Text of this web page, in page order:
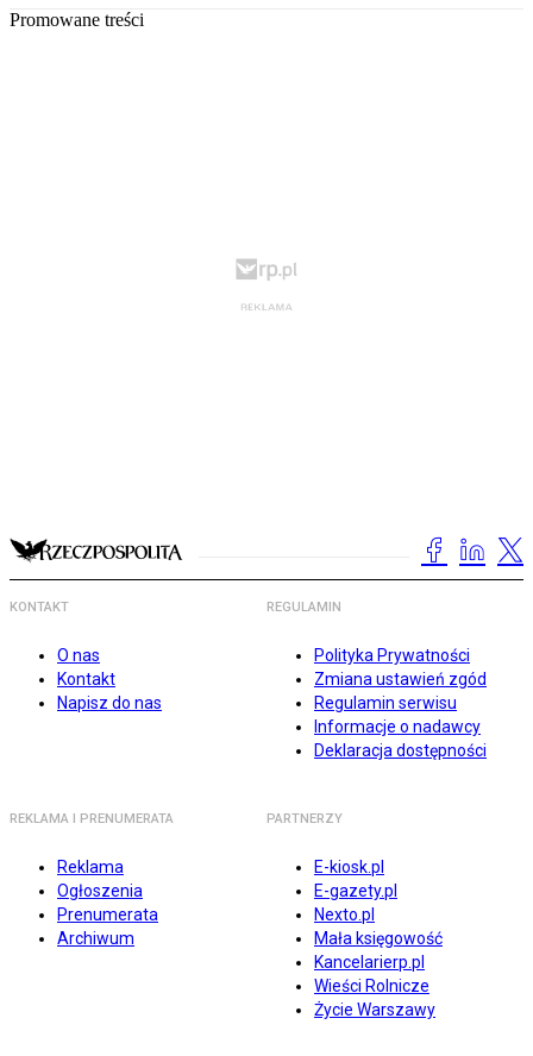
Promowane treści
KONTAKT
O nas
Kontakt
Napisz do nas
REGULAMIN
Polityka Prywatności
Zmiana ustawień zgód
Regulamin serwisu
Informacje o nadawcy
Deklaracja dostępności
REKLAMA I PRENUMERATA
Reklama
Ogłoszenia
Prenumerata
Archiwum
PARTNERZY
E-kiosk.pl
E-gazety.pl
Nexto.pl
Mała księgowość
Kancelarierp.pl
Wieści Rolnicze
Życie Warszawy